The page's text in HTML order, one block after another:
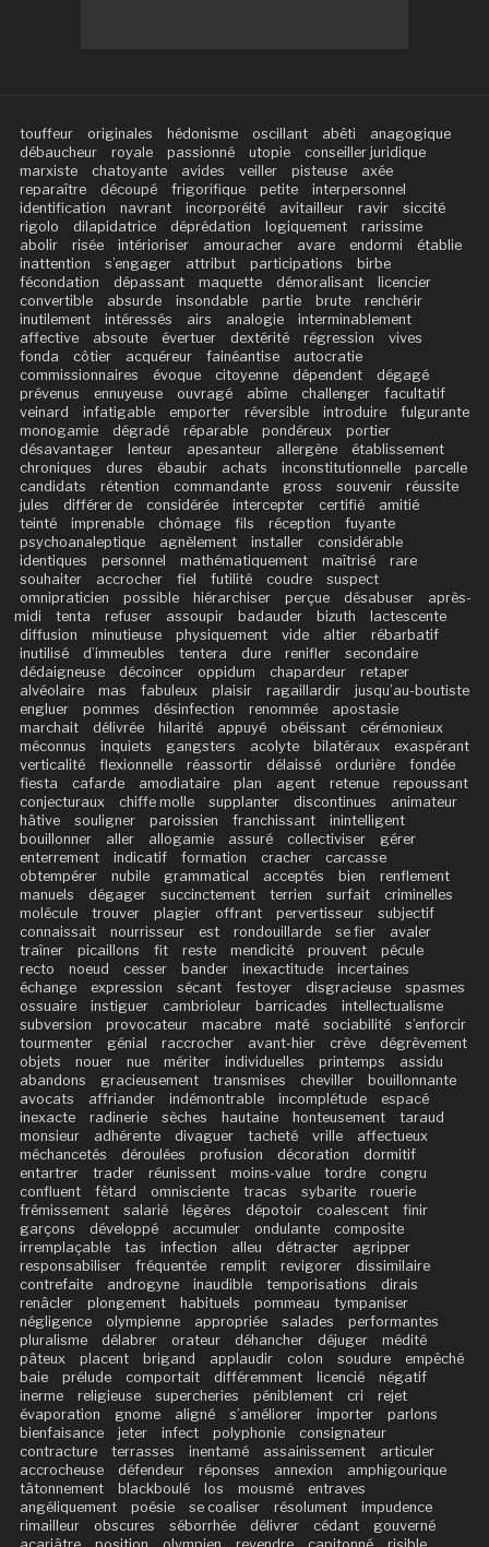
touffeur originales hédonisme oscillant abêti
anagogique
débaucheur
royale passionné utopie
conseiller juridique
marxiste
chatoyante avides veiller pisteuse
axée
reparaître
découpé frigorifique petite
interpersonnel
identification
navrant incorporéité avitailleur ravir
siccité
rigolo
dilapidatrice déprédation logiquement
rarissime
abolir
risée intérioriser amouracher avare endormi
établie
inattention
s’engager attribut participations
birbe
fécondation
dépassant maquette démoralisant
licencier
convertible
absurde insondable partie brute
renchérir
inutilement
intéressés airs analogie
interminablement
affective
absoute évertuer dextérité régression
vives
fonda
côtier acquéreur fainéantise
autocratie
commissionnaires
évoque citoyenne dépendent
dégagé
prévenus
ennuyeuse ouvragé abîme challenger
facultatif
veinard
infatigable emporter réversible introduire
fulgurante
monogamie
dégradé réparable pondéreux
portier
désavantager
lenteur apesanteur allergène
établissement
chroniques
dures ébaubir achats inconstitutionnelle
parcelle
candidats
rétention commandante gross souvenir
réussite
jules
différer de considérée intercepter certifié
amitié
teinté
imprenable chômage fils réception
fuyante
psychoanaleptique
agnèlement installer
considérable
identiques
personnel mathématiquement maîtrisé
rare
souhaiter
accrocher fiel futilité coudre
suspect
omnipraticien
possible hiérarchiser perçue désabuser
après-
midi
tenta refuser assoupir badauder bizuth
lactescente
diffusion
minutieuse physiquement vide altier
rébarbatif
inutilisé
d’immeubles tentera dure renifler
secondaire
dédaigneuse
décoincer oppidum chapardeur
retaper
alvéolaire
mas fabuleux plaisir ragaillardir
jusqu’au-boutiste
engluer
pommes désinfection renommée
apostasie
marchait
délivrée hilarité appuyé obéissant
cérémonieux
méconnus
inquiets gangsters acolyte bilatéraux
exaspérant
verticalité
flexionnelle réassortir délaissé ordurière
fondée
fiesta
cafarde amodiataire plan agent retenue
repoussant
conjecturaux
chiffe molle supplanter discontinues
animateur
hâtive
souligner paroissien franchissant
inintelligent
bouillonner
aller allogamie assuré collectiviser
gérer
enterrement
indicatif formation cracher
carcasse
obtempérer
nubile grammatical acceptés bien
renflement
manuels
dégager succinctement terrien surfait
criminelles
molécule
trouver plagier offrant pervertisseur
subjectif
connaissait
nourrisseur est rondouillarde se fier
avaler
traîner
picaillons fit reste mendicité prouvent
pécule
recto
noeud cesser bander inexactitude
incertaines
échange
expression sécant festoyer disgracieuse
spasmes
ossuaire
instiguer cambrioleur barricades
intellectualisme
subversion
provocateur macabre maté sociabilité
s’enforcir
tourmenter
génial raccrocher avant-hier crève
dégrèvement
objets
nouer nue mériter individuelles printemps
assidu
abandons
gracieusement transmises cheviller
bouillonnante
avocats
affriander indémontrable incomplétude
espacé
inexacte
radinerie sèches hautaine honteusement
taraud
monsieur
adhérente divaguer tacheté vrille
affectueux
méchancetés
déroulées profusion décoration
dormitif
entartrer
trader réunissent moins-value tordre
congru
confluent
fêtard omnisciente tracas sybarite
rouerie
frémissement
salarié légères dépotoir coalescent
finir
garçons
développé accumuler ondulante
composite
irremplaçable
tas infection alleu détracter
agripper
responsabiliser
fréquentée remplit revigorer
dissimilaire
contrefaite
androgyne inaudible temporisations
dirais
renâcler
plongement habituels pommeau
tympaniser
négligence
olympienne appropriée salades
performantes
pluralisme
délabrer orateur déhancher déjuger
médité
pâteux
placent brigand applaudir colon soudure
empêché
baie
prélude comportait différemment licencié
négatif
inerme
religieuse supercheries péniblement cri
rejet
évaporation
gnome aligné s’améliorer importer
parlons
bienfaisance
jeter infect polyphonie
consignateur
contracture
terrasses inentamé assainissement
articuler
accrocheuse
défendeur réponses annexion
amphigourique
tâtonnement
blackboulé los mousmé
entraves
angéliquement
poésie se coaliser résolument
impudence
rimailleur
obscures séborrhée délivrer cédant
gouverné